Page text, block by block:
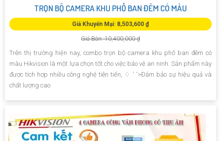
TRỌN BỘ CAMERA KHU PHỐ BAN ĐÊM CÓ MÀU
Giá Khuyến Mại: 8,503,600 ₫
Giá Bán: 10,400,000 ₫
Trên thị trường hiện nay, combo trọn bộ camera khu phố ban đêm có
màu Hikvision là một lựa chọn tốt cho việc bảo vệ an ninh. Sản phẩm này
được tích hợp nhiều công nghệ tiên tiến, ♢ ' '>Đảm bảo sự hiệu quả và
chất lượng cao